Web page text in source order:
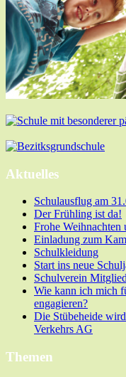
Aktuelles
Schulausflug am
Der Frühling ist da!
Frohe Weihnachten
Einladung zum
Schulkleidung
Start ins neue
Schulverein
Wie kann ich mich
engagieren?
Die Stübeheide
Verkehrs AG
Themen